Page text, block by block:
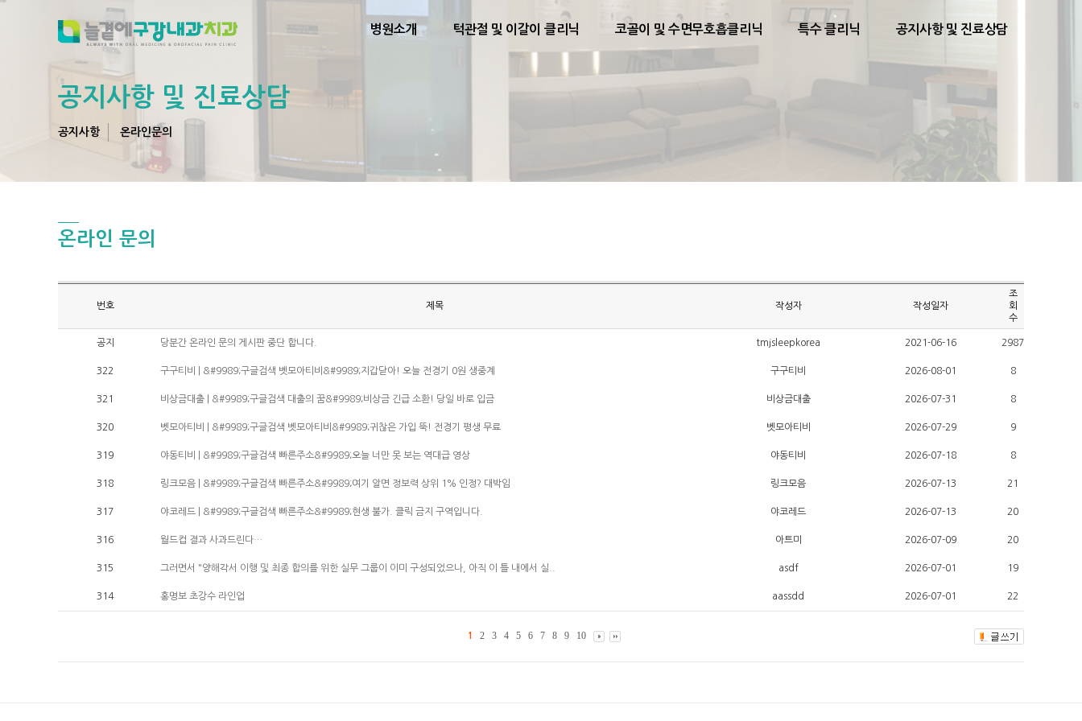
병원소개 턱관절 및 이갈이 클리닉 코골이 및 수면무호흡클리닉 특수 클리닉 공지사항 및 진료상담
공지사항 및 진료상담
공지사항 온라인문의
온라인 문의
번호 제목 작성자 작성일자
조
회
수
공지 당분간 온라인 문의 게시판 중단 합니다. tmjsleepkorea 2021-06-16 2987
322 구구티비 | &#9989;구글검색 벳모아티비&#9989;지갑닫아! 오늘 전경기 0원 생중계 구구티비 2026-08-01 8
321 비상금대출 | &#9989;구글검색 대출의 꿈&#9989;비상금 긴급 소환! 당일 바로 입금 비상금대출 2026-07-31 8
320 벳모아티비 | &#9989;구글검색 벳모아티비&#9989;귀찮은 가입 뚝! 전경기 평생 무료 벳모아티비 2026-07-29 9
319 야동티비 | &#9989;구글검색 빠른주소&#9989;오늘 너만 못 보는 역대급 영상 야동티비 2026-07-18 8
318 링크모음 | &#9989;구글검색 빠른주소&#9989;여기 알면 정보력 상위 1% 인정? 대박임 링크모음 2026-07-13 21
317 야코레드 | &#9989;구글검색 빠른주소&#9989;현생 불가. 클릭 금지 구역입니다. 야코레드 2026-07-13 20
316 월드컵 결과 사과드린다… 아트미 2026-07-09 20
315 그러면서 "양해각서 이행 및 최종 합의를 위한 실무 그룹이 이미 구성되었으나, 아직 이 틀 내에서 실.. asdf 2026-07-01 19
314 홍명보 초강수 라인업 aassdd 2026-07-01 22
1 2 3 4 5 6 7 8 9 10